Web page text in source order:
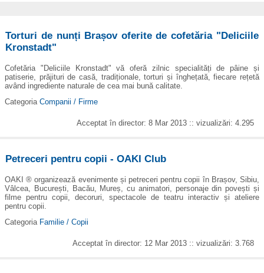
Torturi de nunți Brașov oferite de cofetăria "Deliciile
Kronstadt"
Cofetăria "Deliciile Kronstadt" vă oferă zilnic specialități de pâine și
patiserie, prăjituri de casă, tradiționale, torturi și înghețată, fiecare rețetă
având ingrediente naturale de cea mai bună calitate.
Categoria Companii / Firme
Acceptat în director: 8 Mar 2013 :: vizualizări: 4.295
Petreceri pentru copii - OAKI Club
OAKI ® organizează evenimente și petreceri pentru copii în Brașov, Sibiu,
Vâlcea, București, Bacău, Mureș, cu animatori, personaje din povești și
filme pentru copii, decoruri, spectacole de teatru interactiv și ateliere
pentru copii.
Categoria Familie / Copii
Acceptat în director: 12 Mar 2013 :: vizualizări: 3.768